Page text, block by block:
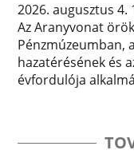
2026. augusztus 4.
Az Aranyvonat
Pénzmúzeumban,
hazatérésének és
évfordulója